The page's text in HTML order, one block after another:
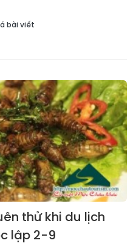
bài viết
thử khi du lịch
lập 2-9